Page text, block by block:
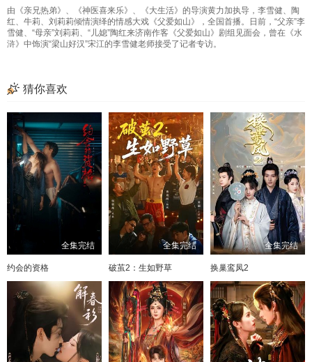
41 42 43 44
45 46 47
53
57 58 59 60
61 62 63 64
65 66 67 68
69 70 71 72
74 75 76
77 78 79 80
81 82 83 84
85 86 87
由《亲兄热弟》、《神医喜来乐》、《大生活》的导演黄力加执导，李雪健、陶
红、牛莉、刘莉莉倾情演绎的情感大戏《父爱如山》，全国首播。日前，“父亲”李
雪健、“母亲”刘莉莉、“儿媳”陶红来济南作客《父爱如山》剧组见面会，曾在《水
浒》中饰演“梁山好汉”宋江的李雪健老师接受了记者专访。
猜你喜欢
全集完结
约会的资格
全集完结
破茧2：生如野草
全集完结
换巢鸾凤2